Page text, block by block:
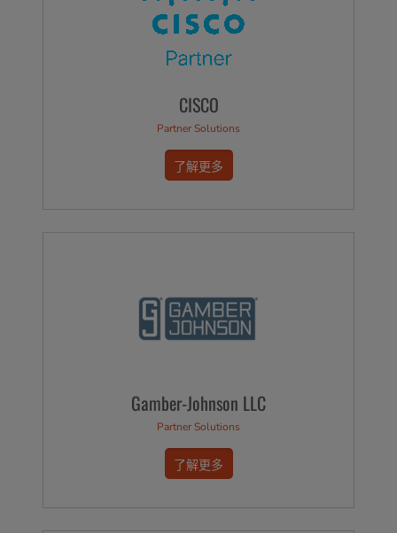
CISCO
Partner Solutions
了解更多
Gamber-Johnson LLC
Partner Solutions
了解更多